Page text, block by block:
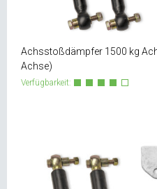
Achsstoßdämpfer 1500 kg
Achse)
Verfügbarkeit: